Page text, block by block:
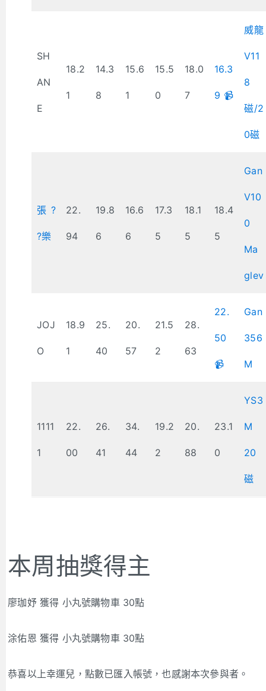
SH
AN
E
18.2
1
14.3
8
15.6
1
15.5
0
18.0
7
16.3
9 📹
威龍
V11
8
磁/2
0磁
張?
?樂
22.
94
19.8
6
16.6
6
17.3
5
18.1
5
18.4
5
Gan
V10
0
Ma
glev
JOJ
O
18.9
1
25.
40
20.
57
21.5
2
28.
63
22.
50
📹
Gan
356
M
1111
1
22.
00
26.
41
34.
44
19.2
2
20.
88
23.1
0
YS3
M
20
磁
本周抽獎得主
廖珈妤 獲得 小丸號購物車 30點
涂佑恩 獲得 小丸號購物車 30點
恭喜以上幸運兒，點數已匯入帳號，也感謝本次參與者。